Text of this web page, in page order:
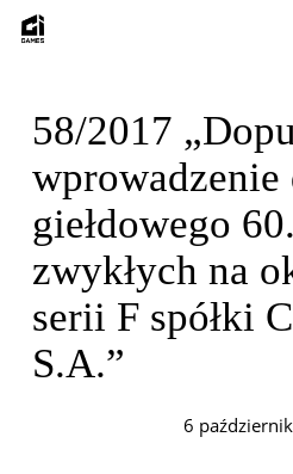
Skip
58/2017
wprowadzenie
giełdowego
zwykłych na
serii F spółki
S.A.”
6